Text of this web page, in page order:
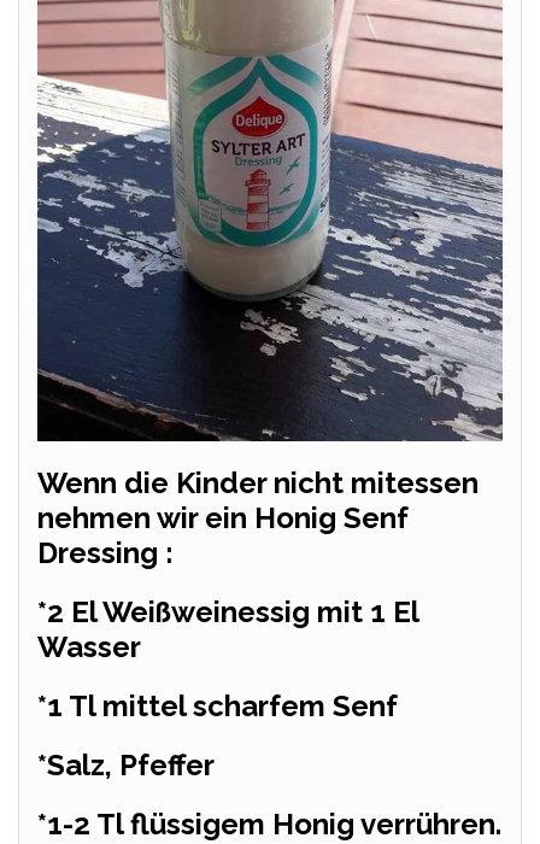
Wenn die Kinder nicht mitessen
nehmen wir ein Honig Senf
Dressing :
*2 El Weißweinessig mit 1 El
Wasser
*1 Tl mittel scharfem Senf
*Salz, Pfeffer
*1-2 Tl flüssigem Honig verrühren.